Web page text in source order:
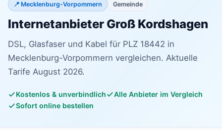
📍 Mecklenburg-Vorpommern Gemeinde
Internetanbieter Groß Kordshagen
DSL, Glasfaser und Kabel für PLZ 18442 in
Mecklenburg-Vorpommern vergleichen. Aktuelle
Tarife August 2026.
Kostenlos & unverbindlich
Alle Anbieter im Vergleich
Sofort online bestellen